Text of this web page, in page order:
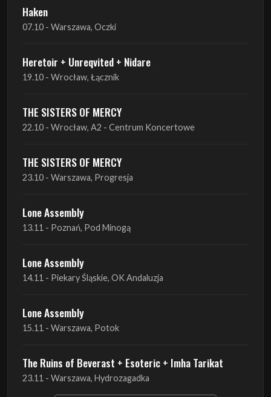
Haken
07.10 - Warszawa, Oczki
Heretoir + Unreqvited + Nidare
19.10 - Wrocław, Łącznik
THE SISTERS OF MERCY
22.10 - Wrocław, A2 - Centrum Koncertowe
THE SISTERS OF MERCY
23.10 - Warszawa, Progresja
Lone Assembly
13.11 - Poznań, Pod Minogą
Lone Assembly
14.11 - Piekary Śląskie, OK Andaluzja
Lone Assembly
15.11 - Warszawa, Potok
The Ruins of Beverast + Esoteric + Imha Tarikat
23.11 - Warszawa, Hydrozagadka